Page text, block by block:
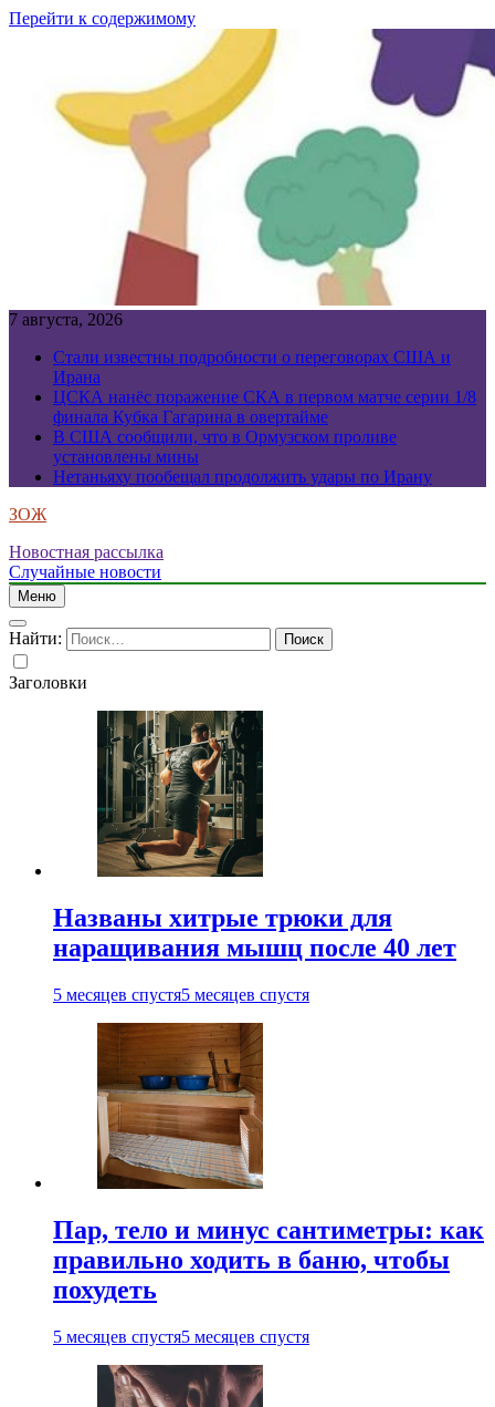
Перейти к содержимому
7 августа, 2026
Стали известны подробности о переговорах США и
Ирана
ЦСКА нанёс поражение СКА в первом матче серии 1/8
финала Кубка Гагарина в овертайме
В США сообщили, что в Ормузском проливе
установлены мины
Нетаньяху пообещал продолжить удары по Ирану
ЗОЖ
Новостная рассылка
Случайные новости
Меню
Найти:
Заголовки
Названы хитрые трюки для
наращивания мышц после 40 лет
5 месяцев спустя5 месяцев спустя
Пар, тело и минус сантиметры: как
правильно ходить в баню, чтобы
похудеть
5 месяцев спустя5 месяцев спустя